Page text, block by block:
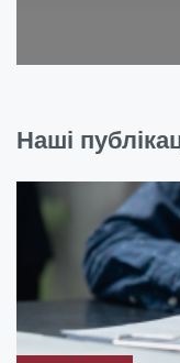
Наші